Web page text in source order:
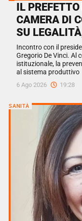
IL
CAMERA DI
SU
Incontro con il
Gregorio De Vinci. Al
istituzionale, la
al sistema produttivo
6 Ago 2026 19:28
SANITÀ